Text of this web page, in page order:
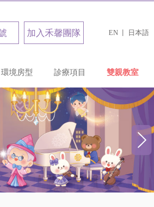
日本語
EN
加入禾馨團隊
環境房型 診療項目 雙親教室